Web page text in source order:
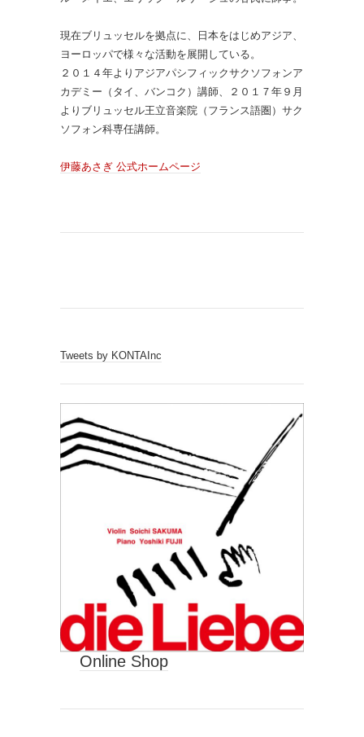
現在ブリュッセルを拠点に、日本をはじめアジア、
ヨーロッパで様々な活動を展開している。
２０１４年よりアジアパシフィックサクソフォンア
カデミー（タイ、バンコク）講師、２０１７年９月
よりブリュッセル王立音楽院（フランス語圏）サク
ソフォン科専任講師。
伊藤あさぎ 公式ホームページ
Tweets by KONTAInc
Online Shop